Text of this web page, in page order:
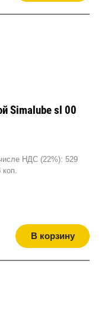
Simalube sl 00
НДС (22%): 529
В корзину